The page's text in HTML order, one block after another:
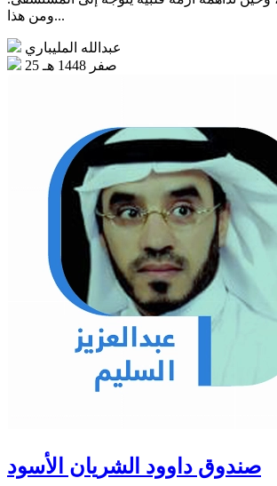
ومن هذا...
عبدالله المليباري
25 صفر 1448 هـ
صندوق داوود الشريان الأسود